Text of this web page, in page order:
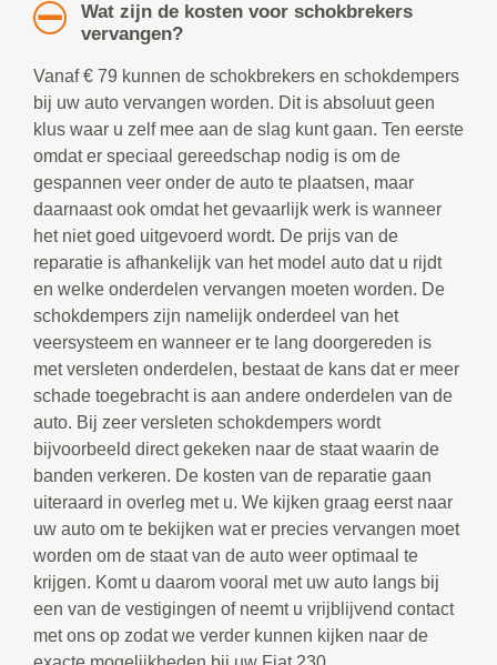
Wat zijn de kosten voor schokbrekers
vervangen?
Vanaf € 79 kunnen de schokbrekers en schokdempers
bij uw auto vervangen worden. Dit is absoluut geen
klus waar u zelf mee aan de slag kunt gaan. Ten eerste
omdat er speciaal gereedschap nodig is om de
gespannen veer onder de auto te plaatsen, maar
daarnaast ook omdat het gevaarlijk werk is wanneer
het niet goed uitgevoerd wordt. De prijs van de
reparatie is afhankelijk van het model auto dat u rijdt
en welke onderdelen vervangen moeten worden. De
schokdempers zijn namelijk onderdeel van het
veersysteem en wanneer er te lang doorgereden is
met versleten onderdelen, bestaat de kans dat er meer
schade toegebracht is aan andere onderdelen van de
auto. Bij zeer versleten schokdempers wordt
bijvoorbeeld direct gekeken naar de staat waarin de
banden verkeren. De kosten van de reparatie gaan
uiteraard in overleg met u. We kijken graag eerst naar
uw auto om te bekijken wat er precies vervangen moet
worden om de staat van de auto weer optimaal te
krijgen. Komt u daarom vooral met uw auto langs bij
een van de vestigingen of neemt u vrijblijvend contact
met ons op zodat we verder kunnen kijken naar de